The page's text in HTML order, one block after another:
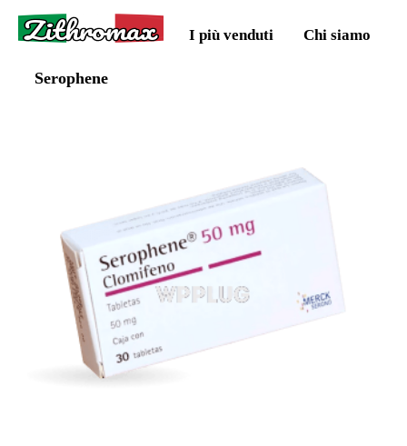
Zithromax I più venduti Chi siamo
Serophene